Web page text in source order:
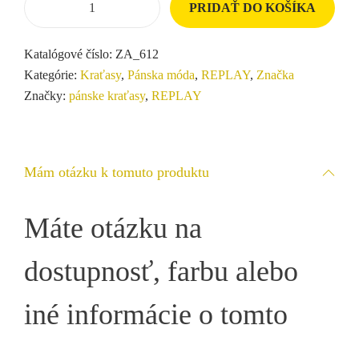
PRIDAŤ DO KOŠÍKA
Katalógové číslo: ZA_612
Kategórie: Kraťasy, Pánska móda, REPLAY, Značka
Značky: pánske kraťasy, REPLAY
Mám otázku k tomuto produktu
Máte otázku na
dostupnosť, farbu alebo
iné informácie o tomto